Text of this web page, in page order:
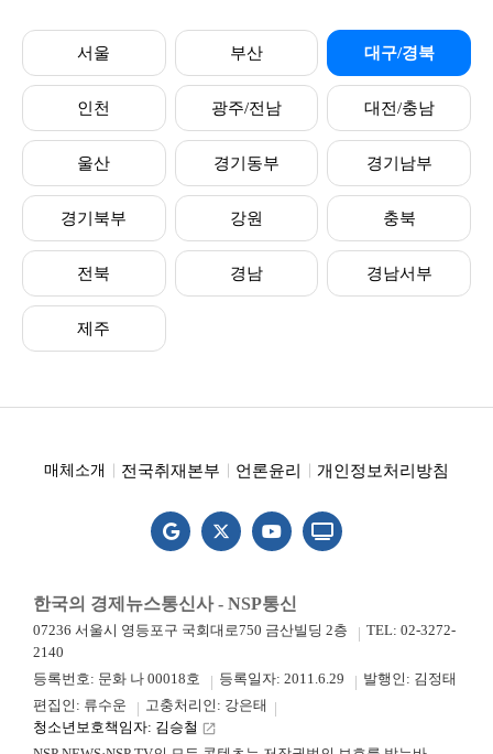
서울 부산 대구/경북
인천 광주/전남 대전/충남
울산 경기동부 경기남부
경기북부 강원 충북
전북 경남 경남서부
제주
매체소개 전국취재본부 언론윤리 개인정보처리방침
한국의 경제뉴스통신사 - NSP통신
07236 서울시 영등포구 국회대로750 금산빌딩 2층
TEL: 02-3272-
2140
등록번호: 문화 나 00018호
등록일자: 2011.6.29
발행인: 김정태
편집인: 류수운
고충처리인: 강은태
청소년보호책임자: 김승철 launch